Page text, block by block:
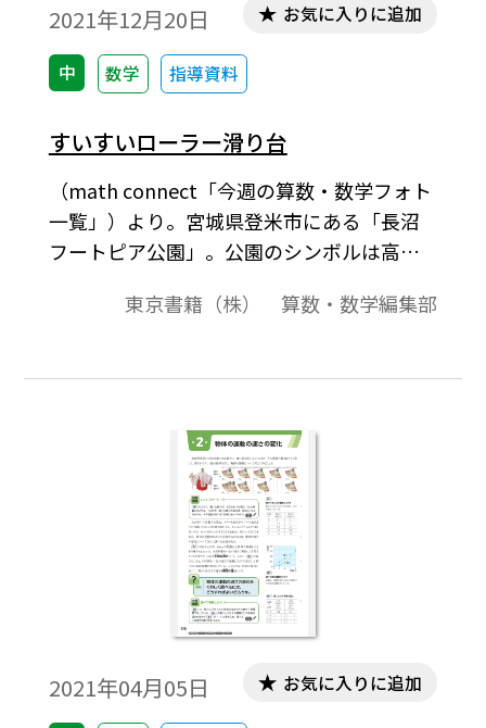
2021年12月20日
中 数学 指導資料
お気に入りに追加
すいすいローラー滑り台
（math connect「今週の算数・数学フォト
一覧」）より。宮城県登米市にある「長沼
フートピア公園」。公園のシンボルは高台
さは21.22メートル、羽根の長さは23.70メー
平均の速さ
東京書籍（株） 算数・数学編集部
2021年04月05日 お気に入りに追加